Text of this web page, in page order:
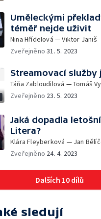
Uměleckými
téměř nejde uživit
Nina Hřídelová — Viktor Janiš
Zveřejněno31. 5. 2023
Streamovací
Táňa Zabloudilová — Tomáš
Zveřejněno 23. 5. 2023
Jaká dopadla
Litera?
Klára Fleyberková — Jan
Zveřejněno 24. 4. 2023
Dalších 10 dílů
sledují